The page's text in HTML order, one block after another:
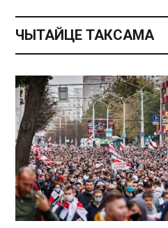
ЧЫТАЙЦЕ ТАКСАМА